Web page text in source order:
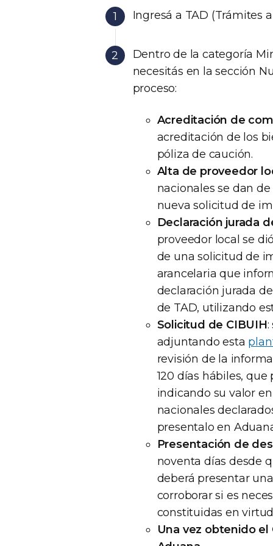
Ingresá a TAD (Trámites
Dentro de la categoría
necesitás en la sección
proceso:
Acreditación de
acreditación de los
póliza de caución.
Alta de proveedor
nacionales se dan
nueva solicitud de
Declaración jurada
proveedor local se
de una solicitud de
arancelaria que
declaración jurada
de TAD, utilizando
Solicitud de CIBUIH:
adjuntando esta
revisión de la
120 días hábiles,
indicando su valor
nacionales
presentalo en
Presentación de
noventa días desde
deberá presentar
corroborar si es
constituidas en
Una vez obtenido